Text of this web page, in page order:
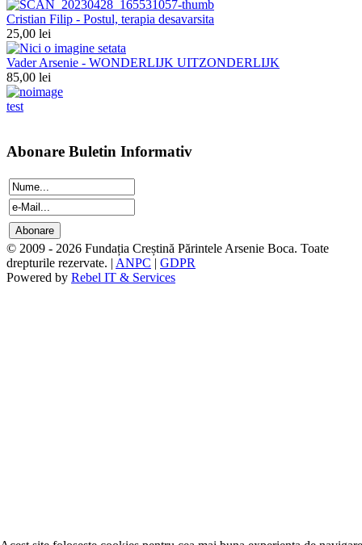
Cristian Filip - Postul, terapia desavarsita
25,00 lei
Vader Arsenie - WONDERLIJK UITZONDERLIJK
85,00 lei
test
Abonare Buletin Informativ
© 2009 - 2026 Fundația Creștină Părintele Arsenie Boca. Toate
drepturile rezervate. | ANPC | GDPR
Powered by Rebel IT & Services